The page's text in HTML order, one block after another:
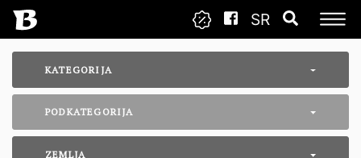
SR
KATEGORIJA
PODKATEGORIJA
ZEMLJA